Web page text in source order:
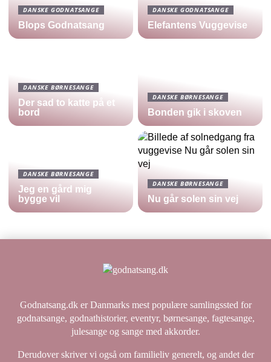
DANSKE GODNATSANGE
Blops Godnatsang
DANSKE GODNATSANGE
Elefantens Vuggevise
DANSKE BØRNESANGE
Der sad to katte på et
bord
DANSKE BØRNESANGE
Bonden gik i skoven
DANSKE BØRNESANGE
Jeg en gård mig
bygge vil
DANSKE BØRNESANGE
Nu går solen sin vej
Godnatsang.dk er Danmarks mest populære samlingssted for
godnatsange, godnathistorier, eventyr, børnesange, fagtesange,
julesange og sange med akkorder.
Derudover skriver vi også om familieliv generelt, og andet der